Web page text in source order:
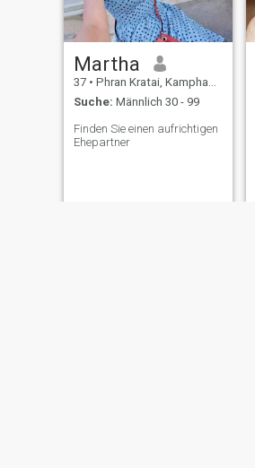
Martha
37 • Phran Kratai, Kamphaeng Phet, Thailand
Suche: Männlich 30 - 99
Finden Sie einen aufrichtigen
Ehepartner